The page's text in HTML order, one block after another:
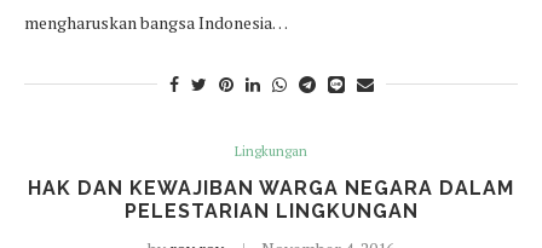
mengharuskan bangsa Indonesia…
Lingkungan
HAK DAN KEWAJIBAN WARGA NEGARA DALAM
PELESTARIAN LINGKUNGAN